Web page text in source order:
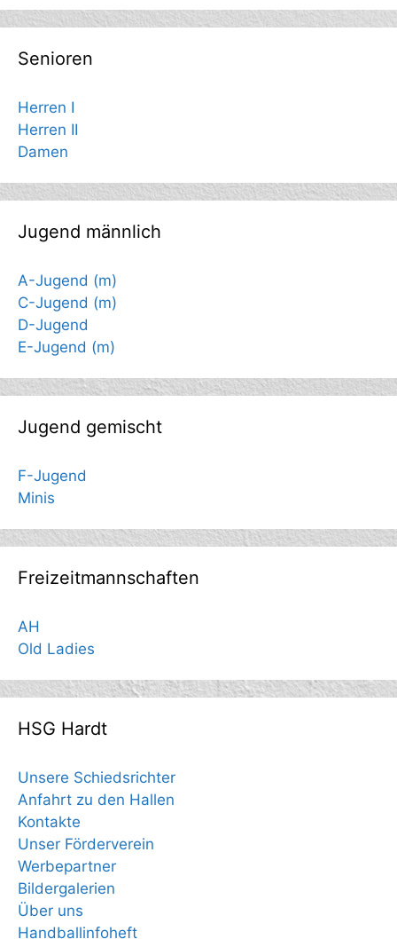
Senioren
Herren I
Herren II
Damen
Jugend männlich
A-Jugend (m)
C-Jugend (m)
D-Jugend
E-Jugend (m)
Jugend gemischt
F-Jugend
Minis
Freizeitmannschaften
AH
Old Ladies
HSG Hardt
Unsere Schiedsrichter
Anfahrt zu den Hallen
Kontakte
Unser Förderverein
Werbepartner
Bildergalerien
Über uns
Handballinfoheft